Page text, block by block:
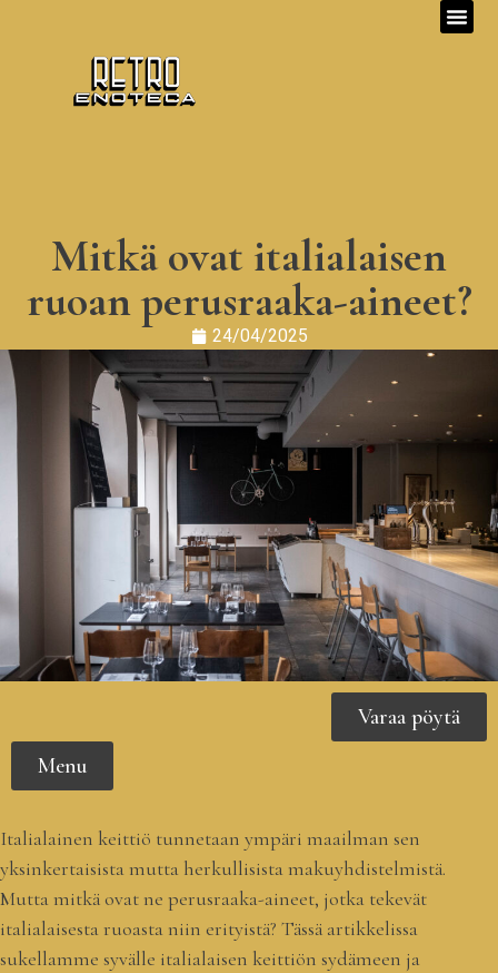
Mitkä ovat italialaisen
ruoan perusraaka-aineet?
24/04/2025
Varaa pöytä
Menu
Italialainen keittiö tunnetaan ympäri maailman sen
yksinkertaisista mutta herkullisista makuyhdistelmistä.
Mutta mitkä ovat ne perusraaka-aineet, jotka tekevät
italialaisesta ruoasta niin erityistä? Tässä artikkelissa
sukellamme syvälle italialaisen keittiön sydämeen ja